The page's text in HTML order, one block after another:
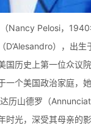
Nancy Pelosi，
D’Alesandro），出
国历史上第一位众议院
一个美国政治家庭，
达历山德罗（
时光，深受其母亲的